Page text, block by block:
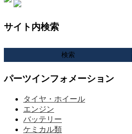
サイト内検索
パーツインフォメーション
タイヤ・ホイール
エンジン
バッテリー
ケミカル類